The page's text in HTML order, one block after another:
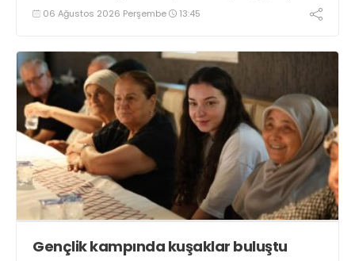
06 Ağustos 2026 Perşembe 13:45
Gençlik kampında kuşaklar buluştu